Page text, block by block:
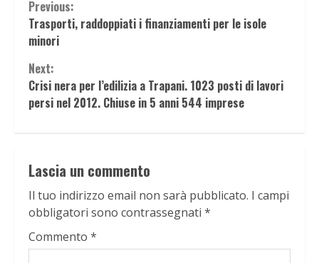
Continue
Reading
Previous:
Trasporti, raddoppiati i finanziamenti per le isole
minori
Next:
Crisi nera per l’edilizia a Trapani. 1023 posti di lavori
persi nel 2012. Chiuse in 5 anni 544 imprese
Lascia un commento
Il tuo indirizzo email non sarà pubblicato. I campi
obbligatori sono contrassegnati *
Commento *